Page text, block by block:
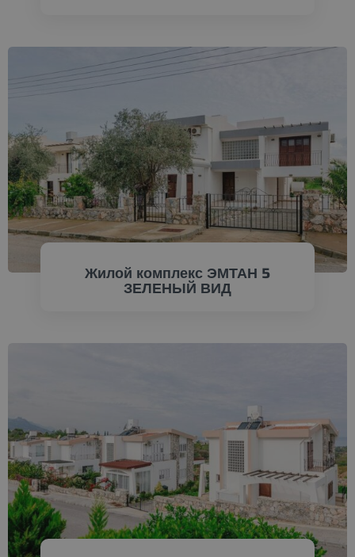
ПРОВЕРИТЬ СЕЙЧАС
Жилой комплекс ЭМТАН 5
ЗЕЛЕНЫЙ ВИД